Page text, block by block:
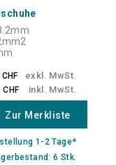
exkl. MwSt.
inkl. MwSt.
Zur Merkliste
1-2 Tage*
6 Stk.